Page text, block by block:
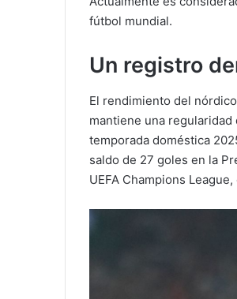
fútbol mundial.
Un registro
El rendimiento del
mantiene una
temporada doméstica
saldo de 27 goles en la
UEFA Champions